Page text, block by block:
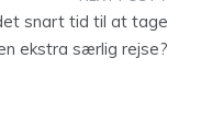
snart tid til at tage
ekstra særlig rejse?